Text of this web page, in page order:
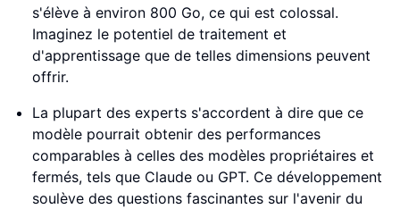
s'élève à environ 800 Go, ce qui est colossal.
Imaginez le potentiel de traitement et
d'apprentissage que de telles dimensions peuvent
offrir.
La plupart des experts s'accordent à dire que ce
modèle pourrait obtenir des performances
comparables à celles des modèles propriétaires et
fermés, tels que Claude ou GPT. Ce développement
soulève des questions fascinantes sur l'avenir du